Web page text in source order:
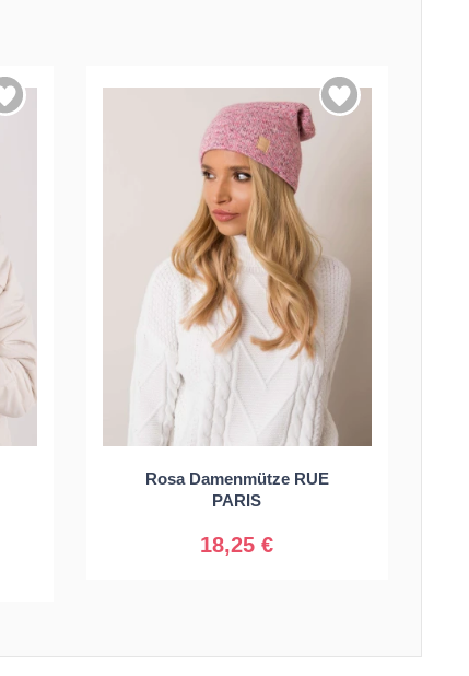
Rosa Damenmütze RUE
PARIS
18,25 €
Universal